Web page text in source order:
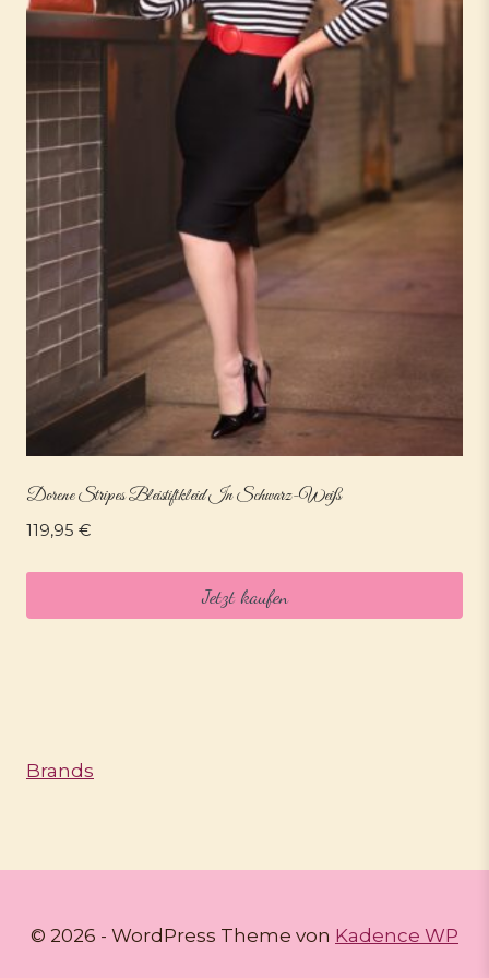
Dorene Stripes Bleistiftkleid In Schwarz-Weiß
119,95 €
Jetzt kaufen
Brands
© 2026 - WordPress Theme von Kadence WP